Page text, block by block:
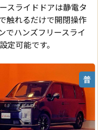
スライドドアは静電タ
触れるだけで開閉操作
でハンズフリースライ
定可能です。
普